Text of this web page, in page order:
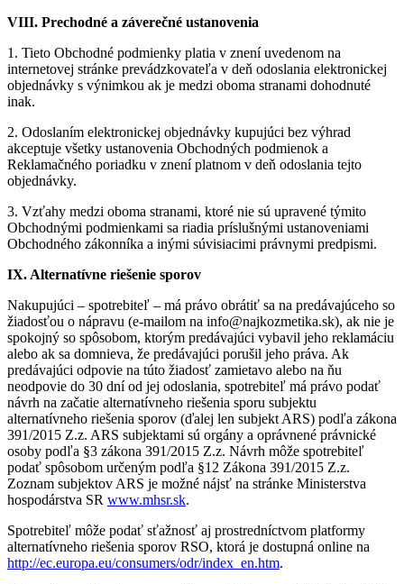
VIII. Prechodné a záverečné ustanovenia
1. Tieto Obchodné podmienky platia v znení uvedenom na
internetovej stránke prevádzkovateľa v deň odoslania elektronickej
objednávky s výnimkou ak je medzi oboma stranami dohodnuté
inak.
2. Odoslaním elektronickej objednávky kupujúci bez výhrad
akceptuje všetky ustanovenia Obchodných podmienok a
Reklamačného poriadku v znení platnom v deň odoslania tejto
objednávky.
3. Vzťahy medzi oboma stranami, ktoré nie sú upravené týmito
Obchodnými podmienkami sa riadia príslušnými ustanoveniami
Obchodného zákonníka a inými súvisiacimi právnymi predpismi.
IX. Alternatívne riešenie sporov
Nakupujúci – spotrebiteľ – má právo obrátiť sa na predávajúceho so
žiadosťou o nápravu (e-mailom na info@najkozmetika.sk), ak nie je
spokojný so spôsobom, ktorým predávajúci vybavil jeho reklamáciu
alebo ak sa domnieva, že predávajúci porušil jeho práva. Ak
predávajúci odpovie na túto žiadosť zamietavo alebo na ňu
neodpovie do 30 dní od jej odoslania, spotrebiteľ má právo podať
návrh na začatie alternatívneho riešenia sporu subjektu
alternatívneho riešenia sporov (ďalej len subjekt ARS) podľa zákona
391/2015 Z.z. ARS subjektami sú orgány a oprávnené právnické
osoby podľa §3 zákona 391/2015 Z.z. Návrh môže spotrebiteľ
podať spôsobom určeným podľa §12 Zákona 391/2015 Z.z.
Zoznam subjektov ARS je možné nájsť na stránke Ministerstva
hospodárstva SR www.mhsr.sk.
Spotrebiteľ môže podať sťažnosť aj prostredníctvom platformy
alternatívneho riešenia sporov RSO, ktorá je dostupná online na
http://ec.europa.eu/consumers/odr/index_en.htm.